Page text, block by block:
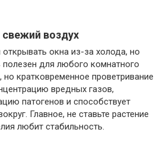
воздух
окна из-за холода, но
для любого комнатного
но кратковременное проветривание
вредных газов,
патогенов и способствует
Главное, не ставьте растение
любит стабильность.